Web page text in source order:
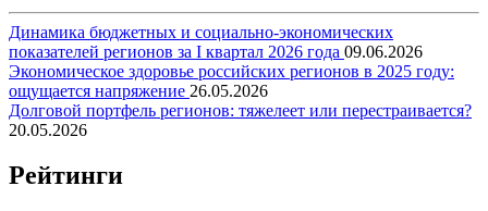
Динамика бюджетных и социально-экономических
показателей регионов за I квартал 2026 года 09.06.2026
Экономическое здоровье российских регионов в 2025 году:
ощущается напряжение 26.05.2026
Долговой портфель регионов: тяжелеет или перестраивается?
20.05.2026
Рейтинги